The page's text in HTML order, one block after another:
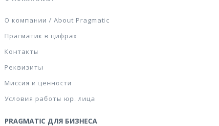
О компании / About Pragmatic
Прагматик в цифрах
Контакты
Реквизиты
Миссия и ценности
Условия работы юр. лица
PRAGMATIC ДЛЯ БИЗНЕСА